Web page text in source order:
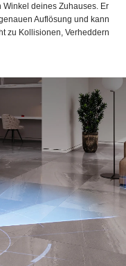
Winkel deines Zuhauses. Er
Auflösung und kann
zu Kollisionen, Verheddern